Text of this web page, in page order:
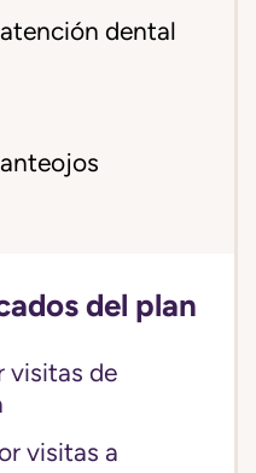
dental
del plan
visitas de
visitas a